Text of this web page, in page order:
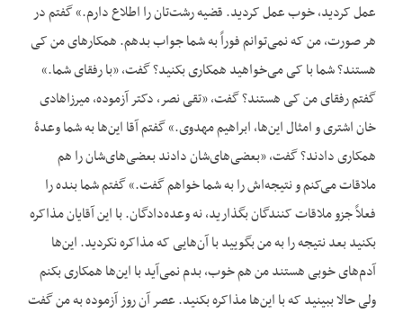
عمل کردید، خوب عمل کردید. قضیه رشت‌تان را اطلاع دارم.» گفتم در
هر صورت، من که نمی‌توانم فوراً به شما جواب بدهم. همکار‌های من کی
هستند؟ شما با کی می‌خواهید همکاری بکنید؟ گفت، «با رفقای شما.»
گفتم رفقای من کی هستند؟ گفت، «تقی‌ نصر، دکتر آزموده، میرزاهادی
خان اشتری و امثال این‌ها، ابراهیم مهدوی.» گفتم آقا این‌ها به شما وعدۀ
همکاری دادند؟ گفت، «بعضی‌های‌شان دادند بعضی‌های‌شان را هم
ملاقات می‌کنم و نتیجه‌اش را به شما خواهم گفت.» گفتم شما بنده را
فعلاً جزو ملاقات کنندگان بگذارید، نه وعده‌دادگان. با این آقایان مذاکره
بکنید بعد نتیجه را به من بگویید با آن‌هایی که مذاکره نکردید. این‌ها
آدم‌های خوبی هستند من هم خوب، بدم نمی‌آید با این‌ها همکاری بکنم
ولی حالا ببینید که با این‌ها مذاکره بکنید. عصر آن روز آزموده به من گفت